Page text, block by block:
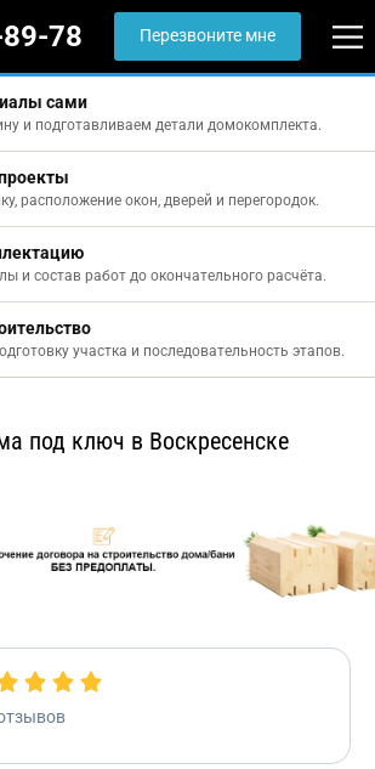
78 Перезвоните мне
сами
и подготавливаем детали домокомплекта.
расположение окон, дверей и перегородок.
и состав работ до окончательного расчёта.
участка и последовательность этапов.
под ключ в Воскресенске